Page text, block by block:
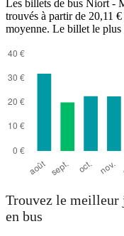
Les billets de bus Niort -
trouvés à partir de 20,11
moyenne. Le billet le plus
Trouvez le meilleur
en bus